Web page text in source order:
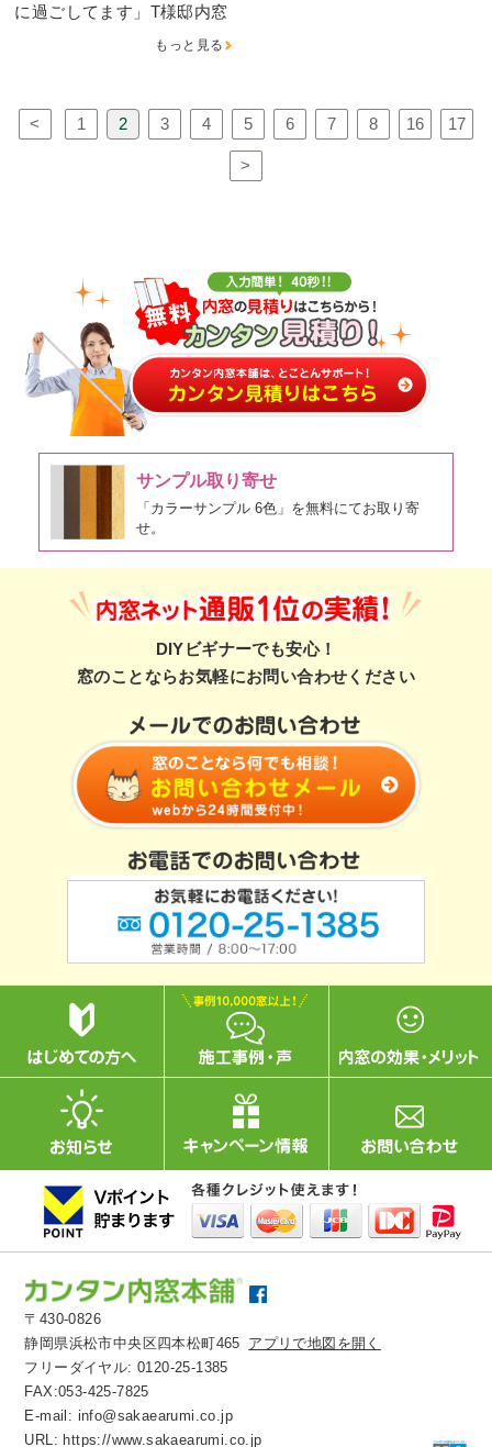
に過ごしてます」T様邸内窓
もっと見る
< 1 2 3 4 5 6 7 8 16 17
>
サンプル取り寄せ
「カラーサンプル 6色」を無料にてお取り寄
せ。
DIYビギナーでも安心！
窓のことならお気軽にお問い合わせください
〒430-0826
静岡県浜松市中央区四本松町465 アプリで地図を開く
フリーダイヤル:0120-25-1385
FAX:053-425-7825
E-mail: info@sakaearumi.co.jp
URL: https://www.sakaearumi.co.jp